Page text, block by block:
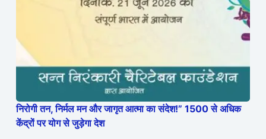
निरोगी तन, निर्मल मन और जागृत आत्मा का संदेश!” 1500 से अधिक
केंद्रों पर योग से जुड़ेगा देश